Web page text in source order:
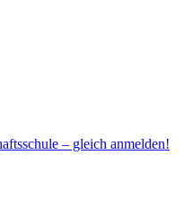
– gleich anmelden!